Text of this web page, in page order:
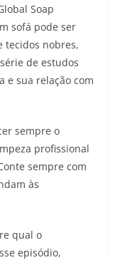
Soap
sofá pode ser
tecidos nobres,
de estudos
e sua relação com
sempre o
profissional
sempre com
às
qual o
episódio,